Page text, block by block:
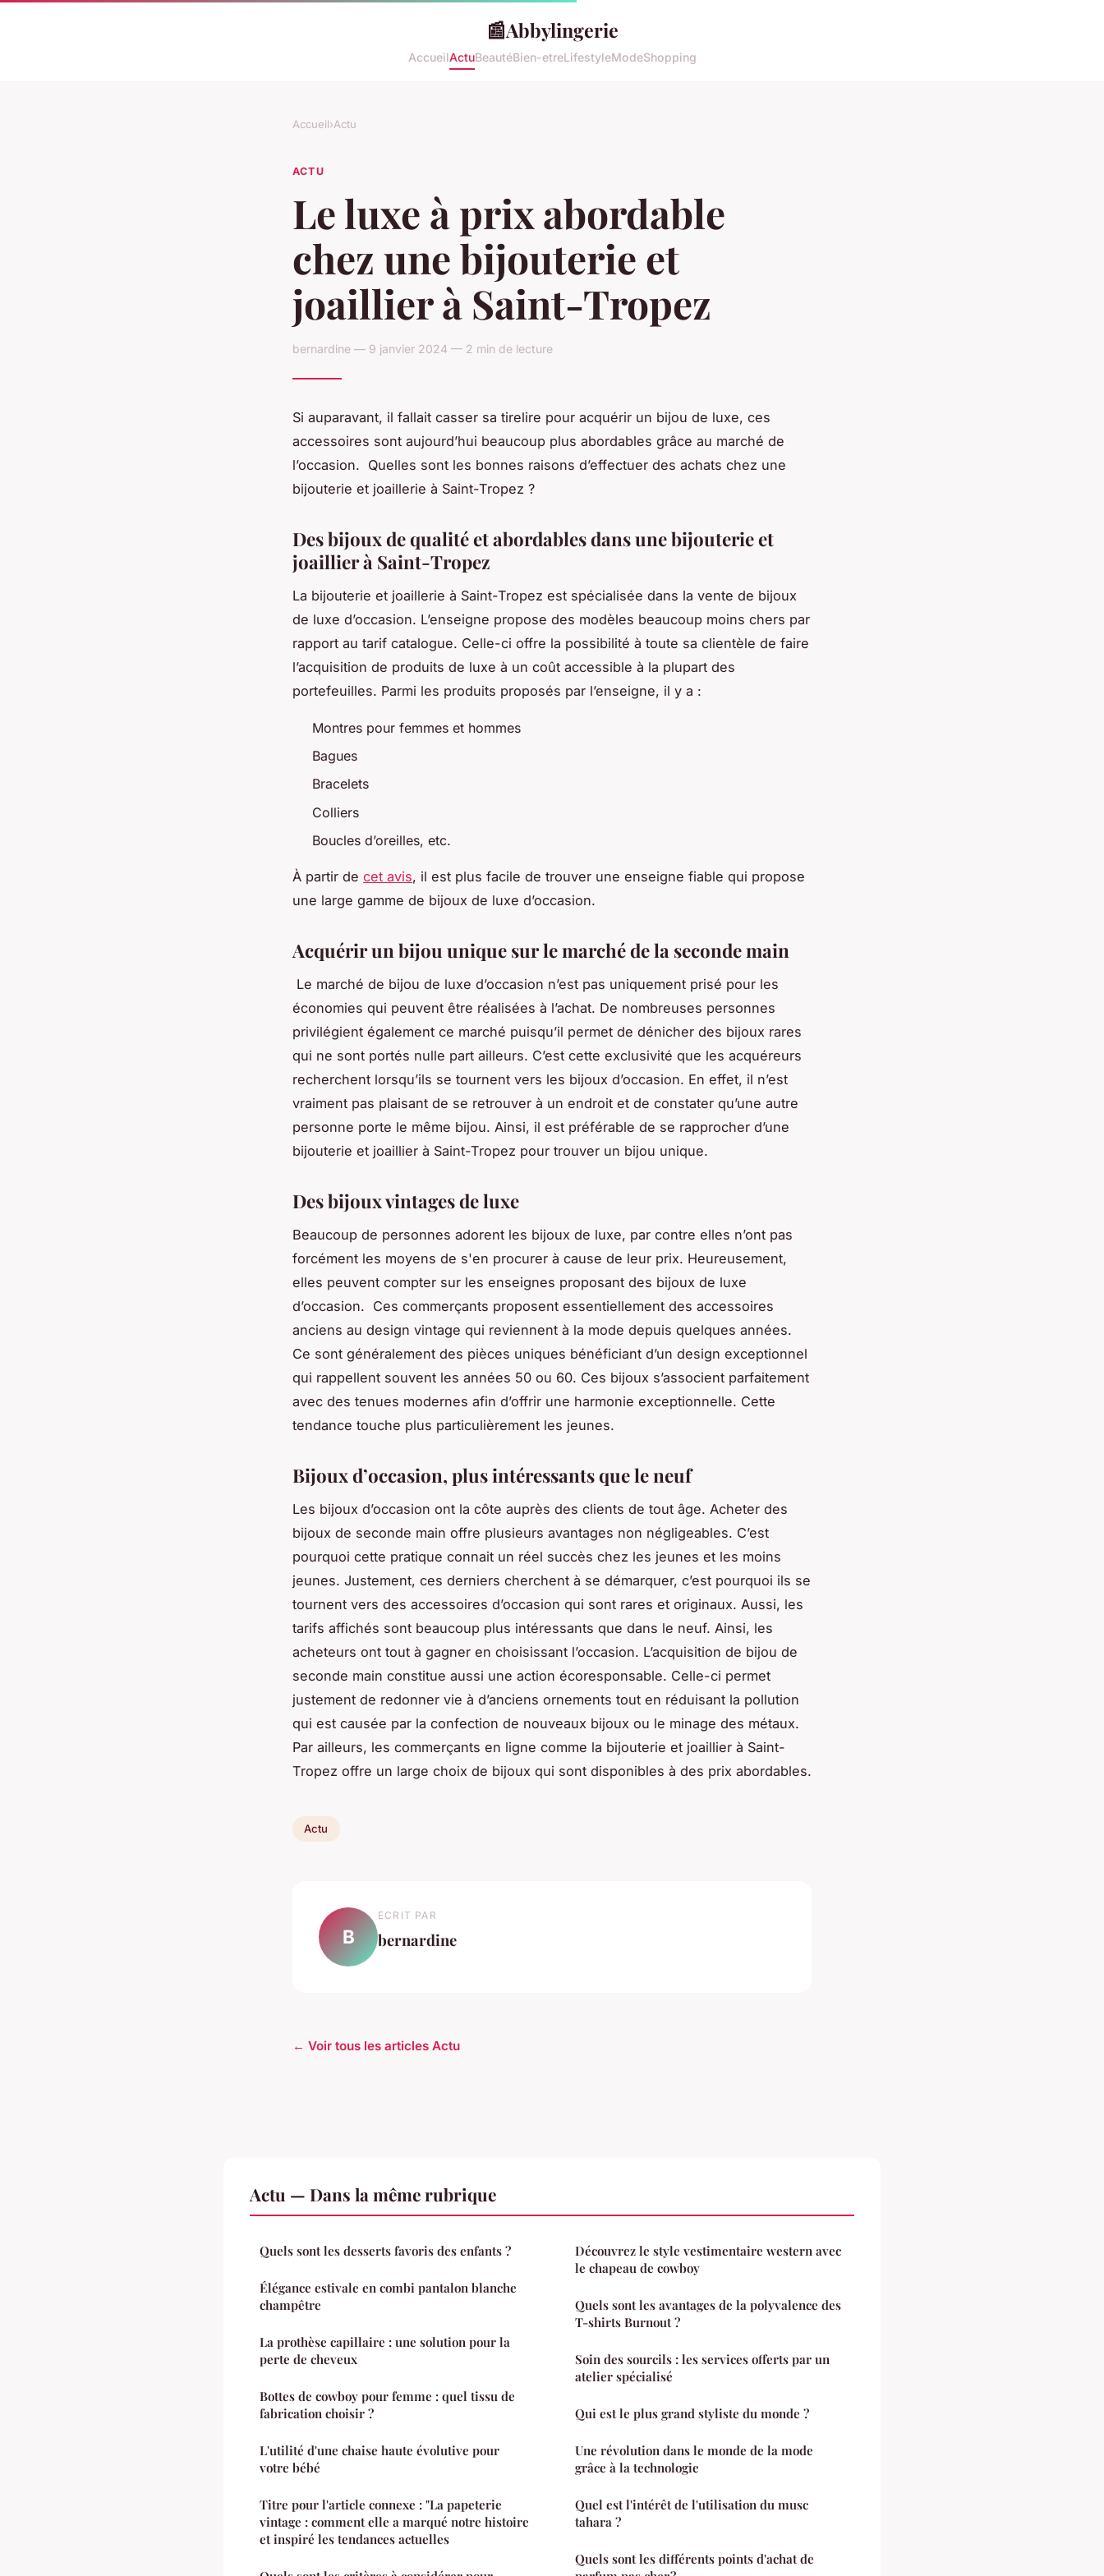
📰Abbylingerie
AccueilActuBeautéBien-etreLifestyleModeShopping
Accueil›Actu
ACTU
Le luxe à prix abordable
chez une bijouterie et
joaillier à Saint-Tropez
bernardine — 9 janvier 2024 — 2 min de lecture
Si auparavant, il fallait casser sa tirelire pour acquérir un bijou de luxe, ces
accessoires sont aujourd’hui beaucoup plus abordables grâce au marché de
l’occasion. Quelles sont les bonnes raisons d’effectuer des achats chez une
bijouterie et joaillerie à Saint-Tropez ?
Des bijoux de qualité et abordables dans une bijouterie et
joaillier à Saint-Tropez
La bijouterie et joaillerie à Saint-Tropez est spécialisée dans la vente de bijoux
de luxe d’occasion. L’enseigne propose des modèles beaucoup moins chers par
rapport au tarif catalogue. Celle-ci offre la possibilité à toute sa clientèle de faire
l’acquisition de produits de luxe à un coût accessible à la plupart des
portefeuilles. Parmi les produits proposés par l’enseigne, il y a :
Montres pour femmes et hommes
Bagues
Bracelets
Colliers
Boucles d’oreilles, etc.
À partir de cet avis, il est plus facile de trouver une enseigne fiable qui propose
une large gamme de bijoux de luxe d’occasion.
Acquérir un bijou unique sur le marché de la seconde main
Le marché de bijou de luxe d’occasion n’est pas uniquement prisé pour les
économies qui peuvent être réalisées à l’achat. De nombreuses personnes
privilégient également ce marché puisqu’il permet de dénicher des bijoux rares
qui ne sont portés nulle part ailleurs. C’est cette exclusivité que les acquéreurs
recherchent lorsqu’ils se tournent vers les bijoux d’occasion. En effet, il n’est
vraiment pas plaisant de se retrouver à un endroit et de constater qu’une autre
personne porte le même bijou. Ainsi, il est préférable de se rapprocher d’une
bijouterie et joaillier à Saint-Tropez pour trouver un bijou unique.
Des bijoux vintages de luxe
Beaucoup de personnes adorent les bijoux de luxe, par contre elles n’ont pas
forcément les moyens de s'en procurer à cause de leur prix. Heureusement,
elles peuvent compter sur les enseignes proposant des bijoux de luxe
d’occasion. Ces commerçants proposent essentiellement des accessoires
anciens au design vintage qui reviennent à la mode depuis quelques années.
Ce sont généralement des pièces uniques bénéficiant d’un design exceptionnel
qui rappellent souvent les années 50 ou 60. Ces bijoux s’associent parfaitement
avec des tenues modernes afin d’offrir une harmonie exceptionnelle. Cette
tendance touche plus particulièrement les jeunes.
Bijoux d’occasion, plus intéressants que le neuf
Les bijoux d’occasion ont la côte auprès des clients de tout âge. Acheter des
bijoux de seconde main offre plusieurs avantages non négligeables. C’est
pourquoi cette pratique connait un réel succès chez les jeunes et les moins
jeunes. Justement, ces derniers cherchent à se démarquer, c’est pourquoi ils se
tournent vers des accessoires d’occasion qui sont rares et originaux. Aussi, les
tarifs affichés sont beaucoup plus intéressants que dans le neuf. Ainsi, les
acheteurs ont tout à gagner en choisissant l’occasion. L’acquisition de bijou de
seconde main constitue aussi une action écoresponsable. Celle-ci permet
justement de redonner vie à d’anciens ornements tout en réduisant la pollution
qui est causée par la confection de nouveaux bijoux ou le minage des métaux.
Par ailleurs, les commerçants en ligne comme la bijouterie et joaillier à Saint-
Tropez offre un large choix de bijoux qui sont disponibles à des prix abordables.
Actu
B
ECRIT PAR
bernardine
← Voir tous les articles Actu
Actu — Dans la même rubrique
Quels sont les desserts favoris des enfants ?
Élégance estivale en combi pantalon blanche
champêtre
La prothèse capillaire : une solution pour la
perte de cheveux
Bottes de cowboy pour femme : quel tissu de
fabrication choisir ?
L'utilité d'une chaise haute évolutive pour
votre bébé
Titre pour l'article connexe : "La papeterie
vintage : comment elle a marqué notre histoire
et inspiré les tendances actuelles
Découvrez le style vestimentaire western avec
le chapeau de cowboy
Quels sont les avantages de la polyvalence des
T-shirts Burnout ?
Soin des sourcils : les services offerts par un
atelier spécialisé
Qui est le plus grand styliste du monde ?
Une révolution dans le monde de la mode
grâce à la technologie
Quel est l'intérêt de l'utilisation du musc
tahara ?
Quels sont les différents points d'achat de